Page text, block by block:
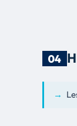
04
→